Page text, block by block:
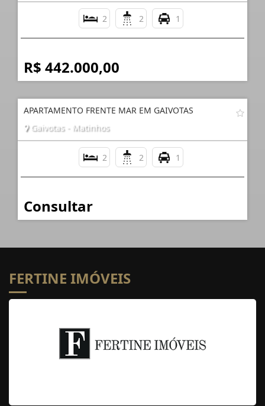
2 2 1
R$ 442.000,00
APARTAMENTO FRENTE MAR EM GAIVOTAS
Gaivotas - Matinhos
2 2 1
Consultar
FERTINE IMÓVEIS